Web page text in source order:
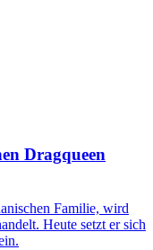
Dragqueen
Familie, wird
Heute setzt er sich